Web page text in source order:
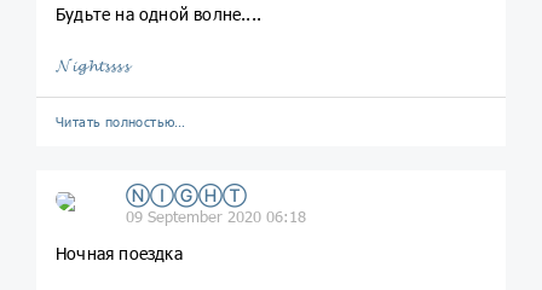
Будьте на одной волне....
𝓝𝓲𝓰𝓱𝓽𝓼𝓼𝓼𝓼
Читать полностью…
ⓃⒾⒼⒽⓉ
09 September 2020 06:18
Ночная поездка